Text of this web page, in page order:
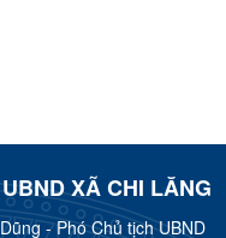
XÃ CHI LĂNG
- Phó Chủ tịch UBND